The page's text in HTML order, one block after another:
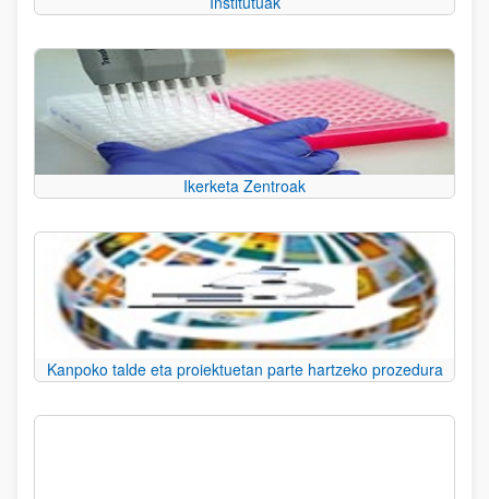
Ikerketa Zentroak
Kanpoko talde eta proiektuetan parte hartzeko prozedura